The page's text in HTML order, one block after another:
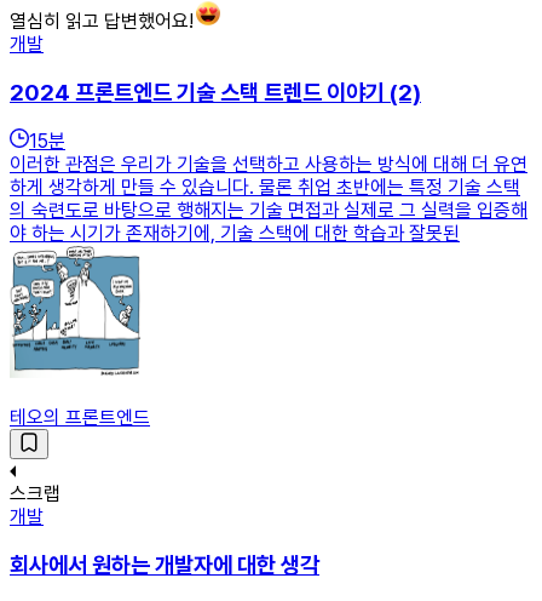
열심히 읽고 답변했어요!
개발
2024 프론트엔드 기술 스택 트렌드 이야기 (2)
15분
이러한 관점은 우리가 기술을 선택하고 사용하는 방식에 대해 더 유연
하게 생각하게 만들 수 있습니다. 물론 취업 초반에는 특정 기술 스택
의 숙련도로 바탕으로 행해지는 기술 면접과 실제로 그 실력을 입증해
야 하는 시기가 존재하기에, 기술 스택에 대한 학습과 잘못된
테오의 프론트엔드
스크랩
개발
회사에서 원하는 개발자에 대한 생각